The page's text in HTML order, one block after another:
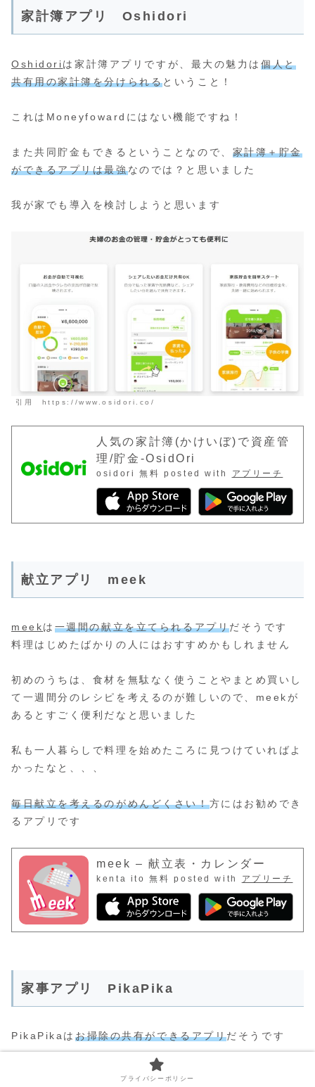
家計簿アプリ Oshidori
Oshidoriは家計簿アプリですが、最大の魅力は個人と
共有用の家計簿を分けられるということ！
これはMoneyfowardにはない機能ですね！
また共同貯金もできるということなので、 家計簿＋貯金
ができるアプリは最強なのでは？と思いました
我が家でも導入を検討しようと思います
引用 https://www.osidori.co/
人気の家計簿(かけいぼ)で資産管
理/貯金-OsidOri
osidori 無料 posted with アプリーチ
献立アプリ meek
meekは 一週間の献立を立てられるアプリだそうです
料理はじめたばかりの人にはおすすめかもしれません
初めのうちは、食材を無駄なく使うことやまとめ買いし
て一週間分のレシピを考えるのが難しいので、meekが
あるとすごく便利だなと思いました
私も一人暮らしで料理を始めたころに見つけていればよ
かったなと、、、
毎日献立を考えるのがめんどくさい！方にはお勧めでき
るアプリです
meek – 献立表・カレンダー
kenta ito 無料 posted with アプリーチ
家事アプリ PikaPika
PikaPikaはお掃除の共有ができるアプリだそうです
プライバシーポリシー